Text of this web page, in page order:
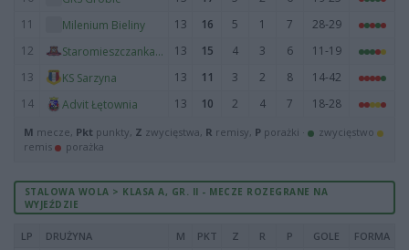
11
Milenium Bieliny 13 16 5 1 7
28-29
12
Staromieszczanka Stare Miasto 13 15 4 3 6
11-19
13
KS Sarzyna 13 11 3 2 8
14-42
14
Advit Łętownia 13 10 2 4 7 18-28
M mecze, Pkt punkty, Z zwycięstwa, R remisy, P porażki ·
zwycięstwo
remis
porażka
STALOWA WOLA > KLASA A, GR. II - MECZE ROZEGRANE NA
WYJEŹDZIE
LP DRUŻYNA M PKT Z R P GOLE FORMA